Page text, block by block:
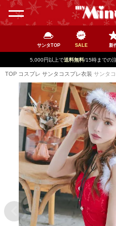
サンタTOP SALE 新
5,000円以上で送料無料/15時までの
TOP コスプレ サンタコスプレ衣装 サンタ